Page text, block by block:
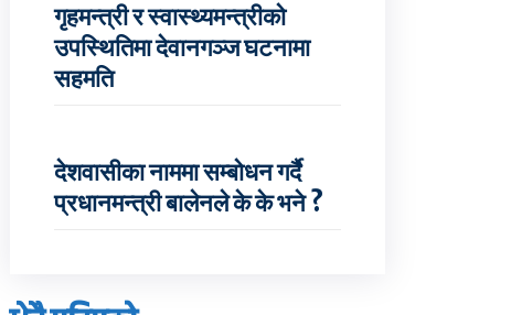
गृहमन्त्री र स्वास्थ्यमन्त्रीको
उपस्थितिमा देवानगञ्ज घटनामा
सहमति
देशवासीका नाममा सम्बोधन गर्दै
प्रधानमन्त्री बालेनले के के भने ?